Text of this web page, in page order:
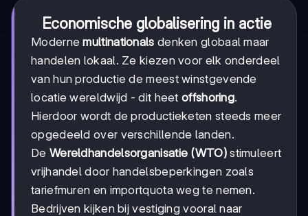
Economische globalisering in actie
Modernemultinationals denken globaal maar
handelen lokaal. Ze kiezen voor elk onderdeel
van hun productie de meest winstgevende
locatie wereldwijd - dit heetoffshoring.
Hierdoor wordt de productieketen steeds meer
opgedeeld over verschillende landen.
De Wereldhandelsorganisatie (WTO)stimuleert
vrijhandel door handelsbeperkingen zoals
tariefmuren en importquota weg te nemen.
Bedrijven kijken bij vestiging vooral naar